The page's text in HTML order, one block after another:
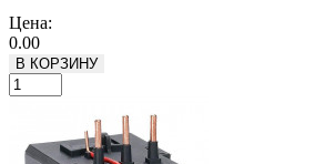
Цена:
0.00
В КОРЗИНУ